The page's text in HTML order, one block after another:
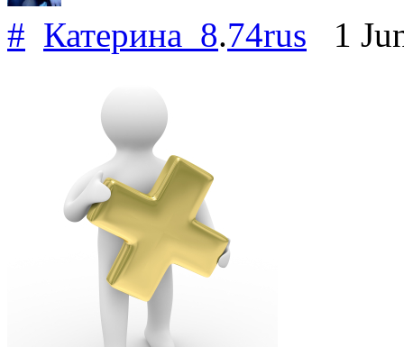
# Катерина_8.74rus 1